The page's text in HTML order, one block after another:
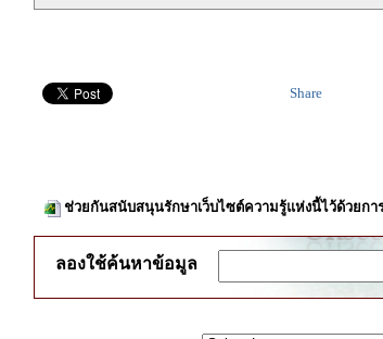
Share
ช่วยกันสนับสนุนรักษาเว็บไซต์ความรู้แห่งนี้ไว้ด้วยก
ลองใช้ค้นหาข้อมูล